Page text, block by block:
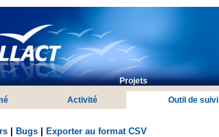
Projets
Activité Outil de suivi
| Bugs | Exporter au format CSV